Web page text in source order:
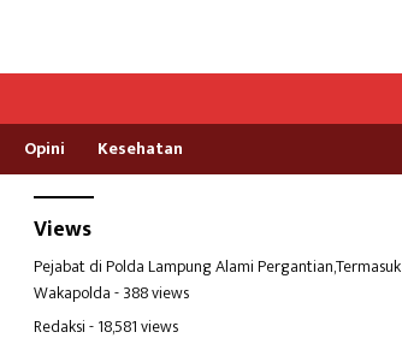
Opini Kesehatan
Views
Pejabat di Polda Lampung Alami Pergantian,Termasuk
Wakapolda- 388 views
Redaksi- 18,581 views